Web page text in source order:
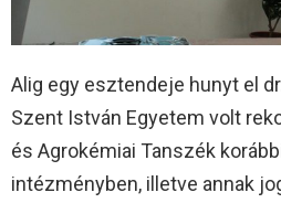
Alig egy esztendeje hunyt el
Szent István Egyetem volt
és Agrokémiai Tanszék
intézményben, illetve annak